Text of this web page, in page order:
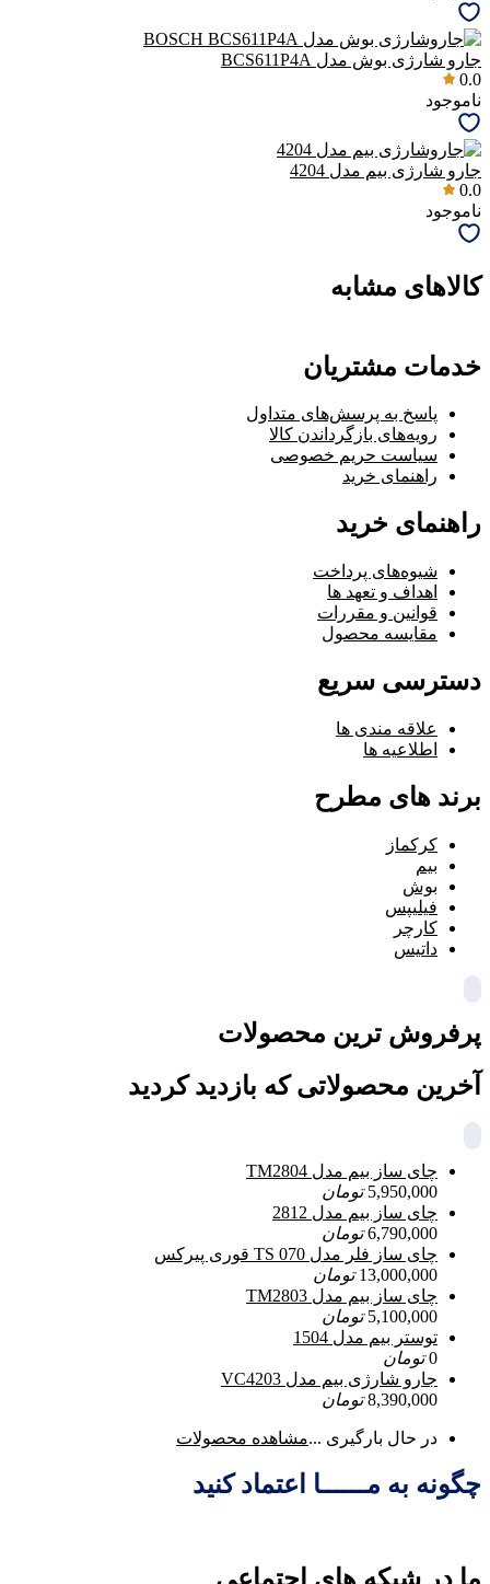
جارو شارژی بوش مدل BCS611P4A
0.0
ناموجود
جارو شارژی بیم مدل 4204
0.0
ناموجود
کالاهای مشابه
خدمات مشتریان
پاسخ به پرسش‌های متداول
رویه‌های بازگرداندن کالا
سیاست حریم خصوصی
راهنمای خرید
راهنمای خرید
شیوه‌های پرداخت
اهداف و تعهد ها
قوانین و مقررات
مقایسه محصول
دسترسی سریع
علاقه مندی ها
اطلاعیه ها
برند های مطرح
کرکماز
بیم
بوش
فیلیپس
کارچر
داتیس
پرفروش ترین محصولات
آخرین محصولاتی که بازدید کردید
چای ساز بیم مدل TM2804
5,950,000 تومان
چای ساز بیم مدل 2812
6,790,000 تومان
چای ساز فلر مدل TS 070 قوری پیرکس
13,000,000 تومان
چای ساز بیم مدل TM2803
5,100,000 تومان
توستر بیم مدل 1504
0 تومان
جارو شارژی بیم مدل VC4203
8,390,000 تومان
در حال بارگیری ...مشاهده محصولات
چگونه به مــــــا اعتماد کنید